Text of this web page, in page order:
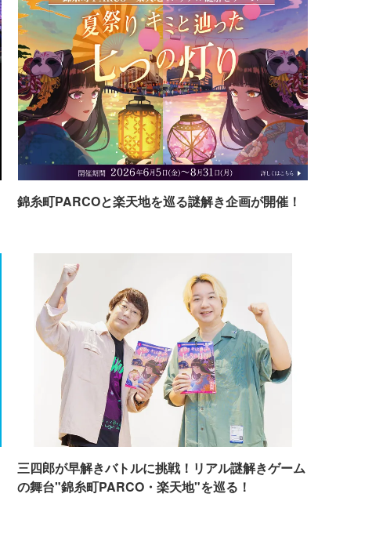
錦糸町PARCOと楽天地を巡る謎解き企画が開催！
三四郎が早解きバトルに挑戦！リアル謎解きゲーム
の舞台"錦糸町PARCO・楽天地"を巡る！